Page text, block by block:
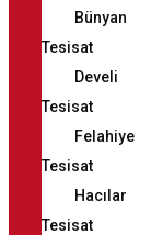
Bünyan
Tesisat
Develi
Tesisat
Felahiye
Tesisat
Hacılar
Tesisat